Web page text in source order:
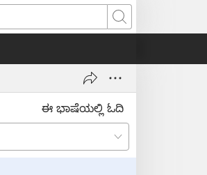
Search
ಈ ಭಾಷೆಯಲ್ಲಿ ಓದಿ